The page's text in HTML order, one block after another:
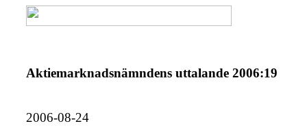
Aktiemarknadsnämndens uttalande 2006:19
2006-08-24